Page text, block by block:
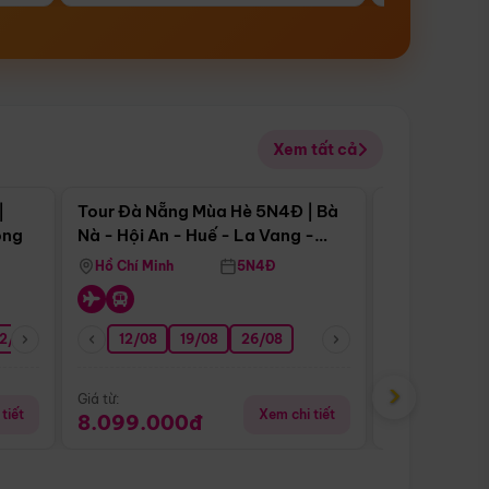
Xem tất cả
08 26/08 05/09 09/09 12/09
tiết
Điểm nổi bật
Tour Đà Nẵng Mùa Hè 5N4Đ | Bà
Nà - Hội An - Huế - La Vang -
Động Thiên Đường
Hồ Chí Minh 5N4Đ
12/08 19/08 26/08
Giá từ:
8.099.000đ Xem chi tiết
Giá từ:
›